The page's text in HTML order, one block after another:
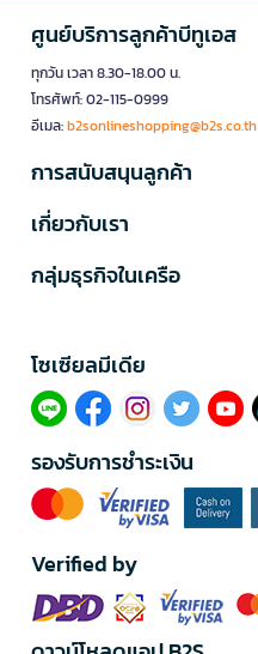
ศูนย์บริการลูกค้าบีทูเอส
ทุกวัน เวลา 8.30-18.00 น.
โทรศัพท์: 02-115-0999
อีเมล:b2sonlineshopping@b2s.co.th
การสนับสนุนลูกค้า
เกี่ยวกับเรา
กลุ่มธุรกิจในเครือ
โซเซียลมีเดีย​
รองรับการชำระเงิน
Verified by